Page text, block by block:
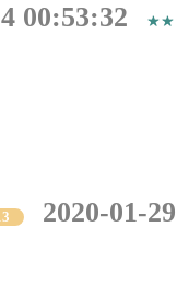
00:53:32
2020-01-